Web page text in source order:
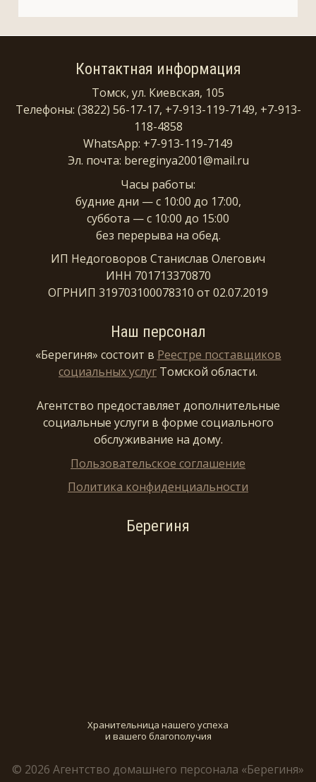
Контактная информация
Томск, ул. Киевская, 105
Телефоны: (3822) 56-17-17, +7-913-119-7149, +7-913-
118-4858
WhatsApp: +7-913-119-7149
Эл. почта: bereginya2001@mail.ru
Часы работы:
будние дни — с 10:00 до 17:00,
суббота — с 10:00 до 15:00
без перерыва на обед.
ИП Недоговоров Станислав Олегович
ИНН 701713370870
ОГРНИП 319703100078310 от 02.07.2019
Наш персонал
«Берегиня» состоит в Реестре поставщиков
социальных услуг Томской области.
Агентство предоставляет дополнительные
социальные услуги в форме социального
обслуживание на дому.
Пользовательское соглашение
Политика конфиденциальности
Берегиня
Хранительница нашего успеха
и вашего благополучия
© 2026 Агентство домашнего персонала «Берегиня»